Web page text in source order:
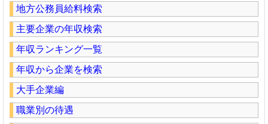
地方公務員給料検索
主要企業の年収検索
年収ランキング一覧
年収から企業を検索
大手企業編
職業別の待遇